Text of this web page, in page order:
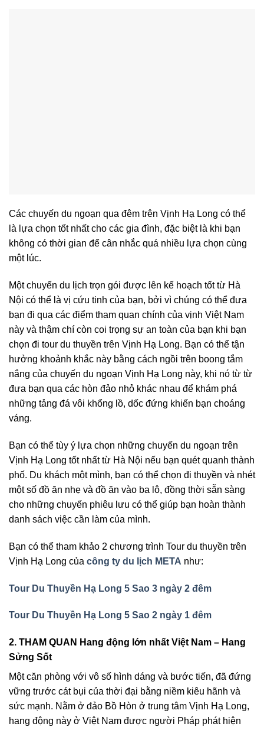
Các chuyến du ngoạn qua đêm trên Vịnh Hạ Long có thể
là lựa chọn tốt nhất cho các gia đình, đặc biệt là khi bạn
không có thời gian để cân nhắc quá nhiều lựa chọn cùng
một lúc.
Một chuyến du lịch trọn gói được lên kế hoạch tốt từ Hà
Nội có thể là vị cứu tinh của bạn, bởi vì chúng có thể đưa
bạn đi qua các điểm tham quan chính của vịnh Việt Nam
này và thậm chí còn coi trọng sự an toàn của bạn khi bạn
chọn đi tour du thuyền trên Vịnh Hạ Long. Bạn có thể tận
hưởng khoảnh khắc này bằng cách ngồi trên boong tắm
nắng của chuyến du ngoạn Vịnh Hạ Long này, khi nó từ từ
đưa bạn qua các hòn đảo nhỏ khác nhau để khám phá
những tảng đá vôi khổng lồ, dốc đứng khiến bạn choáng
váng.
Bạn có thể tùy ý lựa chọn những chuyến du ngoạn trên
Vịnh Hạ Long tốt nhất từ Hà Nội nếu bạn quét quanh thành
phố. Du khách một mình, bạn có thể chọn đi thuyền và nhét
một số đồ ăn nhẹ và đồ ăn vào ba lô, đồng thời sẵn sàng
cho những chuyến phiêu lưu có thể giúp bạn hoàn thành
danh sách việc cần làm của mình.
Bạn có thể tham khảo 2 chương trình Tour du thuyền trên
Vịnh Hạ Long của công ty du lịch META như:
Tour Du Thuyền Hạ Long 5 Sao 3 ngày 2 đêm
Tour Du Thuyền Hạ Long 5 Sao 2 ngày 1 đêm
2. THAM QUAN Hang động lớn nhất Việt Nam – Hang
Sửng Sốt
Một căn phòng với vô số hình dáng và bước tiến, đã đứng
vững trước cát bụi của thời đại bằng niềm kiêu hãnh và
sức mạnh. Nằm ở đảo Bồ Hòn ở trung tâm Vịnh Hạ Long,
hang động này ở Việt Nam được người Pháp phát hiện